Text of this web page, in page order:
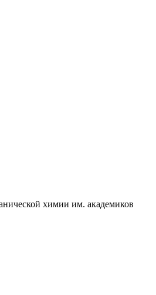
химии им. академиков